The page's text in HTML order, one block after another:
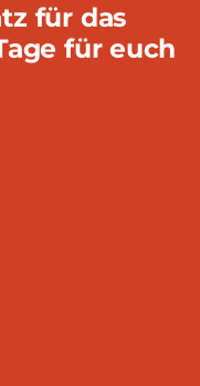
für das
für euch